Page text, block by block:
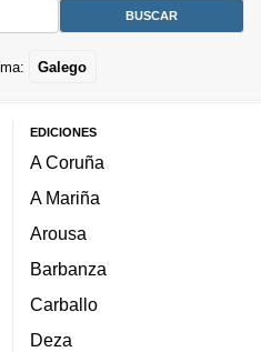
Galego
EDICIONES
A Coruña
A Mariña
Arousa
Barbanza
Carballo
Deza